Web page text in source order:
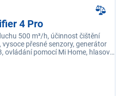
4 Pro
500 m³/h, účinnost čištění
vysoce přesné senzory, generátor
ovládání pomocí Mi Home, hlasoví